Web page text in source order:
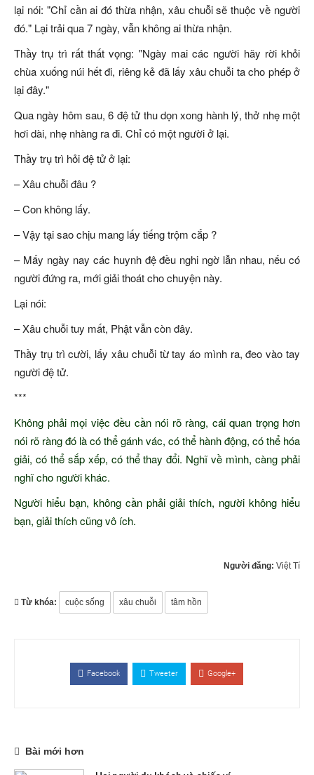
lại nói: "Chỉ cần ai đó thừa nhận, xâu chuỗi sẽ thuộc về người
đó." Lại trải qua 7 ngày, vẫn không ai thừa nhận.
Thầy trụ trì rất thất vọng: "Ngày mai các người hãy rời khỏi
chùa xuống núi hết đi, riêng kẻ đã lấy xâu chuỗi ta cho phép ở
lại đây."
Qua ngày hôm sau, 6 đệ tử thu dọn xong hành lý, thở nhẹ một
hơi dài, nhẹ nhàng ra đi. Chỉ có một người ở lại.
Thầy trụ trì hỏi đệ tử ở lại:
– Xâu chuỗi đâu ?
– Con không lấy.
– Vậy tại sao chịu mang lấy tiếng trộm cắp ?
– Mấy ngày nay các huynh đệ đều nghi ngờ lẫn nhau, nếu có
người đứng ra, mới giải thoát cho chuyện này.
Lại nói:
– Xâu chuỗi tuy mất, Phật vẫn còn đây.
Thầy trụ trì cười, lấy xâu chuỗi từ tay áo mình ra, đeo vào tay
người đệ tử.
***
Không phải mọi việc đều cần nói rõ ràng, cái quan trọng hơn
nói rõ ràng đó là có thể gánh vác, có thể hành động, có thể hóa
giải, có thể sắp xếp, có thể thay đổi. Nghĩ về mình, càng phải
nghĩ cho người khác.
Người hiểu bạn, không cần phải giải thích, người không hiểu
bạn, giải thích cũng vô ích.
Người đăng: Việt Tí
Từ khóa: cuộc sống xâu chuỗi tâm hồn
Facebook Tweeter Google+
Bài mới hơn